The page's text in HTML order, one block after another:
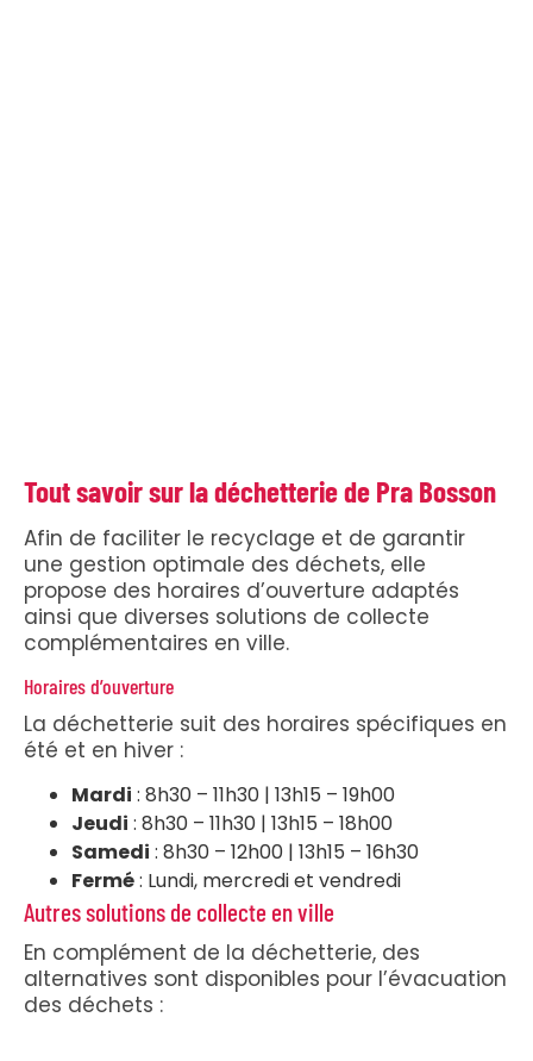
Tout savoir sur la déchetterie de Pra Bosson
Afin de faciliter le recyclage et de garantir
une gestion optimale des déchets, elle
propose des horaires d’ouverture adaptés
ainsi que diverses solutions de collecte
complémentaires en ville.
Horaires d’ouverture
La déchetterie suit des horaires spécifiques en
été et en hiver :
Mardi : 8h30 – 11h30 | 13h15 – 19h00
Jeudi : 8h30 – 11h30 | 13h15 – 18h00
Samedi : 8h30 – 12h00 | 13h15 – 16h30
Fermé: Lundi, mercredi et vendredi
Autres solutions de collecte en ville
En complément de la déchetterie, des
alternatives sont disponibles pour l’évacuation
des déchets :